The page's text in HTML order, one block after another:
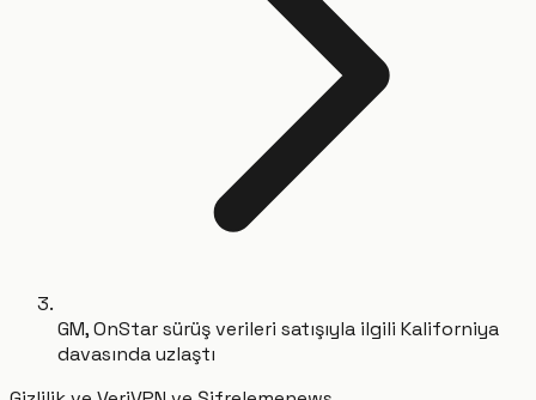
GM, OnStar sürüş verileri satışıyla ilgili Kaliforniya
davasında uzlaştı